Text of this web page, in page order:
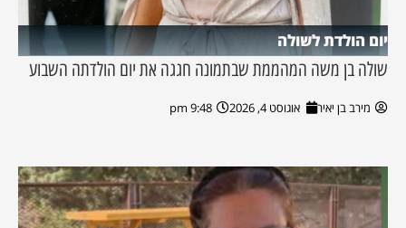
יום הולדת לשולה
שולה בן משה המהממת שבתמונה חגגה את יום הולדתה השבוע
מירב בן יאיר אוגוסט 4, 2026 9:48 pm